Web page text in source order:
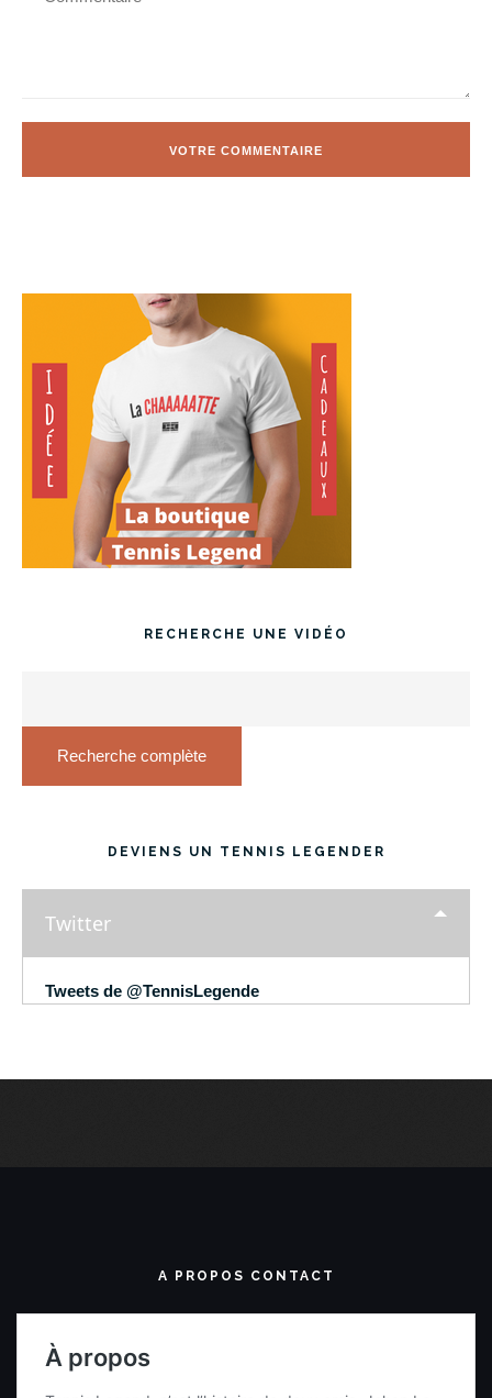
RECHERCHE UNE VIDÉO
Recherche complète
DEVIENS UN TENNIS LEGENDER
Twitter
Tweets de @TennisLegende
A PROPOS CONTACT